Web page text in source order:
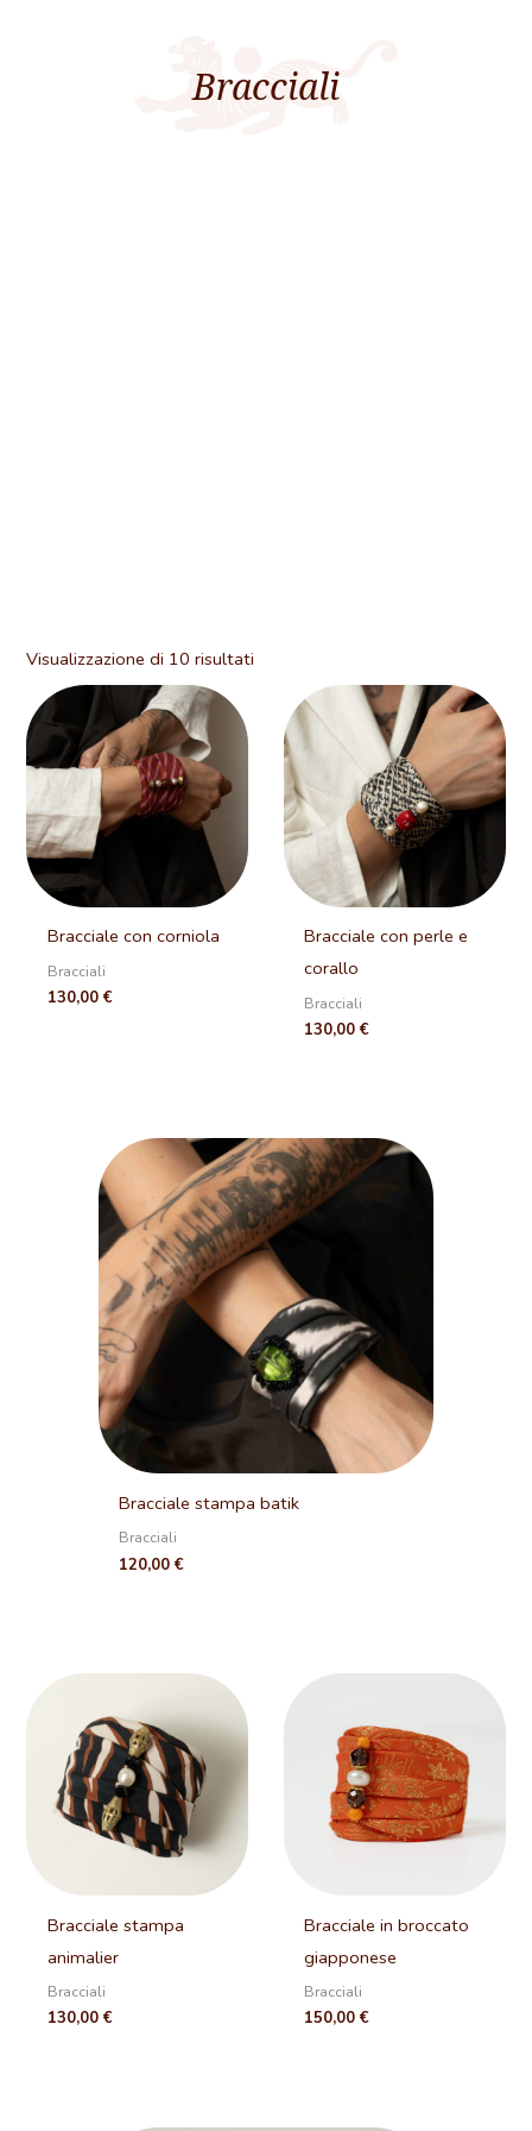
Bracciali
Visualizzazione di 10 risultati
Bracciale con corniola
Bracciali
130,00 €
Bracciale con perle e
corallo
Bracciali
130,00€
Bracciale stampa batik
Bracciali
120,00€
Bracciale stampa
animalier
Bracciali
130,00 €
Bracciale in broccato
giapponese
Bracciali
150,00€